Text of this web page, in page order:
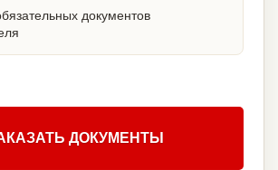
документов
ДОКУМЕНТЫ